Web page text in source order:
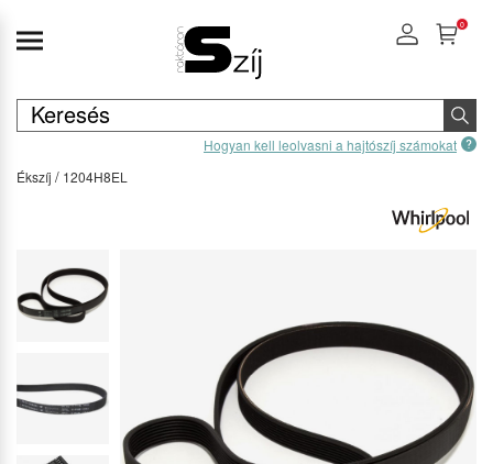
Hogyan kell leolvasni a hajtószíj számokat
0
Ékszíj 1204H8EL